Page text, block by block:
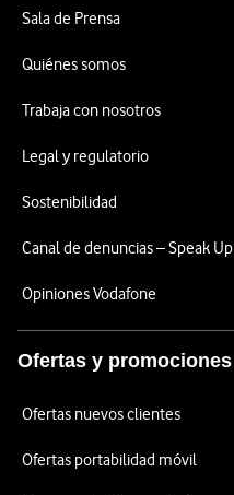
Sala de Prensa
Quiénes somos
Trabaja con nosotros
Legal y regulatorio
Sostenibilidad
Canal de denuncias – Speak Up
Opiniones Vodafone
Ofertas y promociones
Ofertas nuevos clientes
Ofertas portabilidad móvil